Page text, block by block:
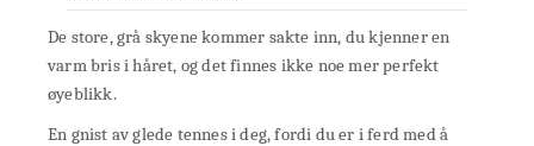
De store, grå skyene kommer sakte inn, du kjenner en
varm bris i håret, og det finnes ikke noe mer perfekt
øyeblikk.
En gnist av glede tennes i deg, fordi du er i ferd med å